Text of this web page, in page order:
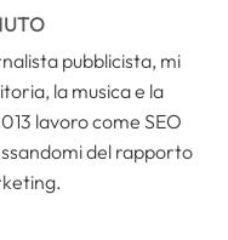
pubblicista, mi
la musica e la
lavoro come SEO
del rapporto